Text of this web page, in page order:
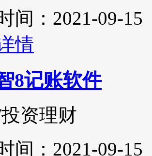
间：2021-09-15
情
8记账软件
资理财
间：2021-09-15